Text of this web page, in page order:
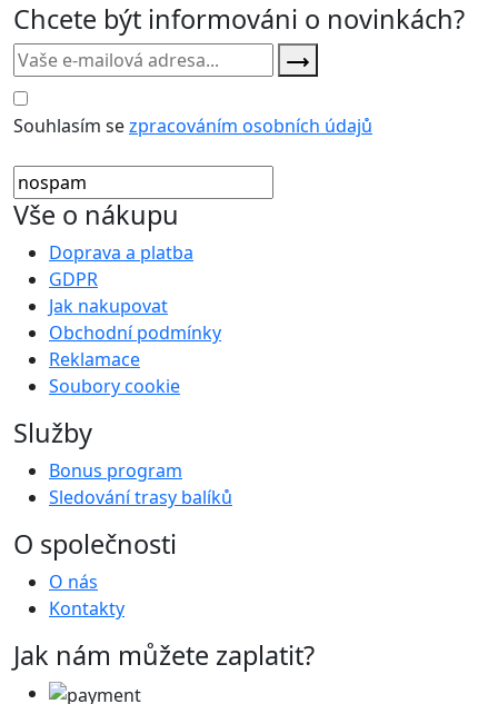
Chcete být informováni o novinkách?
Souhlasím sezpracováním osobních údajů
Vše o nákupu
Doprava a platba
GDPR
Jak nakupovat
Obchodní podmínky
Reklamace
Soubory cookie
Služby
Bonus program
Sledování trasy balíků
O společnosti
O nás
Kontakty
Jak nám můžete zaplatit?